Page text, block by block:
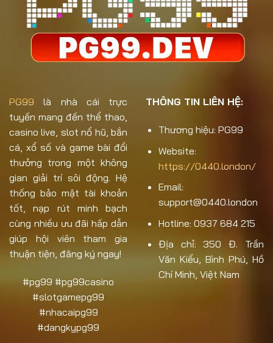
PG99 là nhà cái trực
tuyến mang đến thể thao,
casino live, slot nổ hũ, bắn
cá, xổ số và game bài đổi
thưởng trong một không
gian giải trí sôi động. Hệ
thống bảo mật tài khoản
tốt, nạp rút minh bạch
cùng nhiều ưu đãi hấp dẫn
giúp hội viên tham gia
thuận tiện, đăng ký ngay!
#pg99 #pg99casino
#slotgamepg99
#nhacaipg99
#dangkypg99
THÔNG TIN LIÊN HỆ:
Thương hiệu: PG99
Website:
https://0440.london/
Email:
support@0440.london
Hotline: 0937 684 215
Địa chỉ: 350 Đ. Trần
Văn Kiểu, Bình Phú, Hồ
Chí Minh, Việt Nam